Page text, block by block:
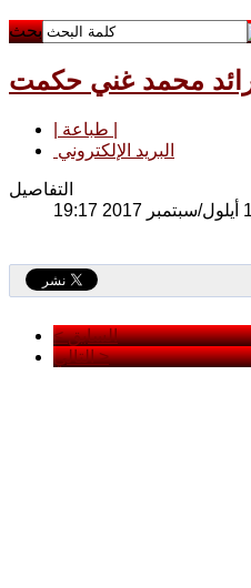
بحث
محمد غني حكمت
البريد الإلكتروني
التفاصيل
< السابق
التالي >